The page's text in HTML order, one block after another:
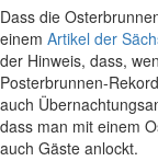
Dass die
einem Artikel der
der Hinweis, dass,
Posterbrunnen-
auch
dass man mit einem
auch Gäste anlockt.